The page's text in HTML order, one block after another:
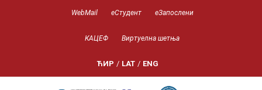
WebMail еСтудент еЗапослени
КАЦЕФ Виртуелна шетња
ЋИР / LAT / ENG